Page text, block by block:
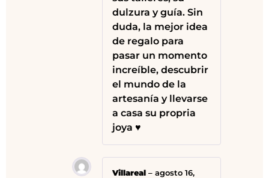
dulzura y guía. Sin
duda, la mejor idea
de regalo para
pasar un momento
increíble, descubrir
el mundo de la
artesanía y llevarse
a casa su propria
joya ♥️
Villareal – agosto 16,